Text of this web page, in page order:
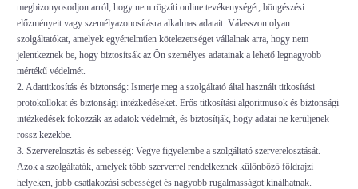
megbizonyosodjon arról, hogy nem rögzíti online tevékenységét, böngészési
előzményeit vagy személyazonosításra alkalmas adatait. Válasszon olyan
szolgáltatókat, amelyek egyértelműen kötelezettséget vállalnak arra, hogy nem
jelentkeznek be, hogy biztosítsák az Ön személyes adatainak a lehető legnagyobb
mértékű védelmét.
2. Adattitkosítás és biztonság: Ismerje meg a szolgáltató által használt titkosítási
protokollokat és biztonsági intézkedéseket. Erős titkosítási algoritmusok és biztonsági
intézkedések fokozzák az adatok védelmét, és biztosítják, hogy adatai ne kerüljenek
rossz kezekbe.
3. Szerverelosztás és sebesség: Vegye figyelembe a szolgáltató szerverelosztását.
Azok a szolgáltatók, amelyek több szerverrel rendelkeznek különböző földrajzi
helyeken, jobb csatlakozási sebességet és nagyobb rugalmasságot kínálhatnak.